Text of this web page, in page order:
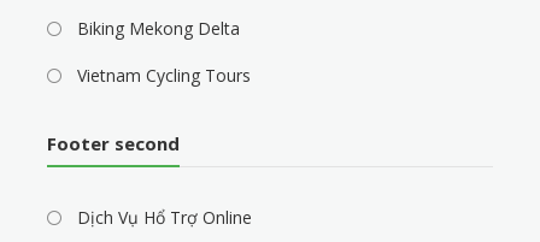
Biking Mekong Delta
Vietnam Cycling Tours
Footer second
Dịch Vụ Hổ Trợ Online